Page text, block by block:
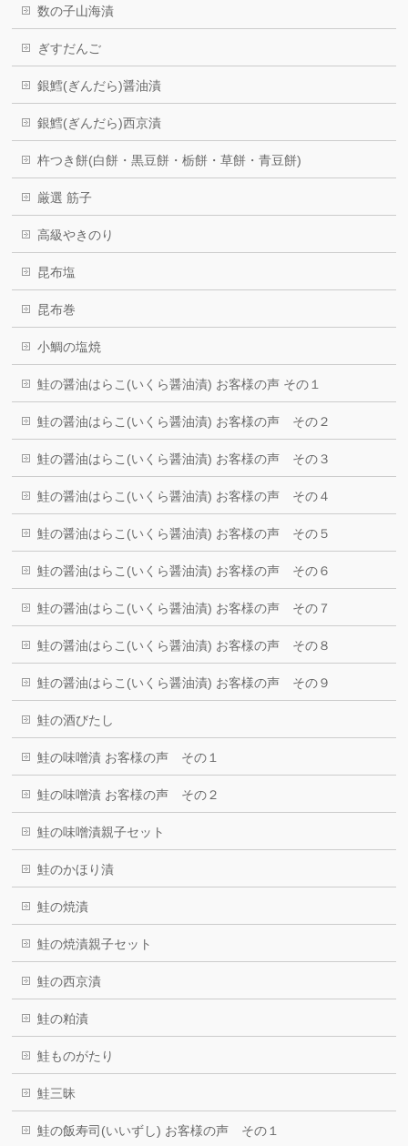
数の子山海漬
ぎすだんご
銀鱈(ぎんだら)醤油漬
銀鱈(ぎんだら)西京漬
杵つき餅(白餅・黒豆餅・栃餅・草餅・青豆餅)
厳選 筋子
高級やきのり
昆布塩
昆布巻
小鯛の塩焼
鮭の醤油はらこ(いくら醤油漬) お客様の声 その１
鮭の醤油はらこ(いくら醤油漬) お客様の声 その２
鮭の醤油はらこ(いくら醤油漬) お客様の声 その３
鮭の醤油はらこ(いくら醤油漬) お客様の声 その４
鮭の醤油はらこ(いくら醤油漬) お客様の声 その５
鮭の醤油はらこ(いくら醤油漬) お客様の声 その６
鮭の醤油はらこ(いくら醤油漬) お客様の声 その７
鮭の醤油はらこ(いくら醤油漬) お客様の声 その８
鮭の醤油はらこ(いくら醤油漬) お客様の声 その９
鮭の酒びたし
鮭の味噌漬 お客様の声 その１
鮭の味噌漬 お客様の声 その２
鮭の味噌漬親子セット
鮭のかほり漬
鮭の焼漬
鮭の焼漬親子セット
鮭の西京漬
鮭の粕漬
鮭ものがたり
鮭三昧
鮭の飯寿司(いいずし) お客様の声 その１